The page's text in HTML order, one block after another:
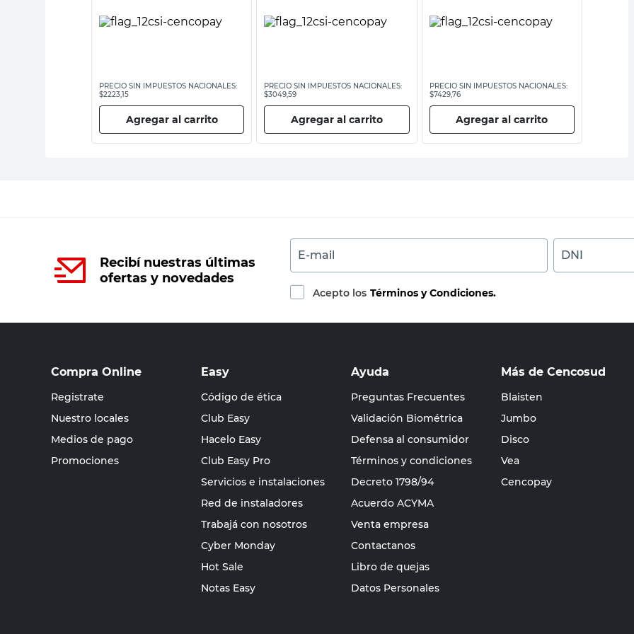
PRECIO SIN IMPUESTOS NACIONALES:
$2223,15
Agregar al carrito
PRECIO SIN IMPUESTOS NACIONALES:
$3049,59
Agregar al carrito
PRECIO SIN IMPUESTOS NACIONALES:
$7429,76
Agregar al carrito
Recibí nuestras últimas
ofertas y novedades
E-mail DNI
Acepto los Términos y Condiciones.
Compra Online
Registrate
Nuestro locales
Medios de pago
Promociones
Easy
Código de ética
Club Easy
Hacelo Easy
Club Easy Pro
Servicios e instalaciones
Red de instaladores
Trabajá con nosotros
Cyber Monday
Hot Sale
Notas Easy
Ayuda
Preguntas Frecuentes
Validación Biométrica
Defensa al consumidor
Términos y condiciones
Decreto 1798/94
Acuerdo ACYMA
Venta empresa
Contactanos
Libro de quejas
Datos Personales
Más de Cencosud
Blaisten
Jumbo
Disco
Vea
Cencopay